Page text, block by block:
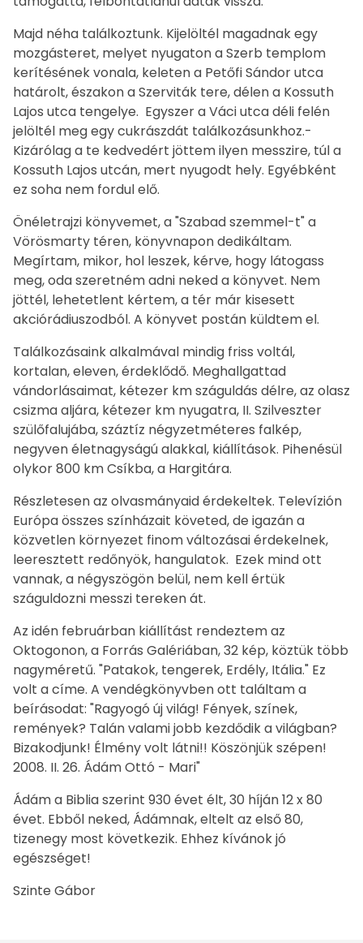
Majd néha találkoztunk. Kijelöltél magadnak egy
mozgásteret, melyet nyugaton a Szerb templom
kerítésének vonala, keleten a Petőfi Sándor utca
határolt, északon a Szerviták tere, délen a Kossuth
Lajos utca tengelye. Egyszer a Váci utca déli felén
jelöltél meg egy cukrászdát találkozásunkhoz.-
Kizárólag a te kedvedért jöttem ilyen messzire, túl a
Kossuth Lajos utcán, mert nyugodt hely. Egyébként
ez soha nem fordul elő.
Önéletrajzi könyvemet, a "Szabad szemmel-t" a
Vörösmarty téren, könyvnapon dedikáltam.
Megírtam, mikor, hol leszek, kérve, hogy látogass
meg, oda szeretném adni neked a könyvet. Nem
jöttél, lehetetlent kértem, a tér már kisesett
akciórádiuszodból. A könyvet postán küldtem el.
Találkozásaink alkalmával mindig friss voltál,
kortalan, eleven, érdeklődő. Meghallgattad
vándorlásaimat, kétezer km száguldás délre, az olasz
csizma aljára, kétezer km nyugatra, II. Szilveszter
szülőfalujába, száztíz négyzetméteres falkép,
negyven életnagyságú alakkal, kiállítások. Pihenésül
olykor 800 km Csíkba, a Hargitára.
Részletesen az olvasmányaid érdekeltek. Televízión
Európa összes színházait követed, de igazán a
közvetlen környezet finom változásai érdekelnek,
leeresztett redőnyök, hangulatok. Ezek mind ott
vannak, a négyszögön belül, nem kell értük
száguldozni messzi tereken át.
Az idén februárban kiállítást rendeztem az
Oktogonon, a Forrás Galériában, 32 kép, köztük több
nagyméretű. "Patakok, tengerek, Erdély, Itália." Ez
volt a címe. A vendégkönyvben ott találtam a
beírásodat: "Ragyogó új világ! Fények, színek,
remények? Talán valami jobb kezdődik a világban?
Bizakodjunk! Élmény volt látni!! Köszönjük szépen!
2008. II. 26. Ádám Ottó - Mari"
Ádám a Biblia szerint 930 évet élt, 30 híján 12 x 80
évet. Ebből neked, Ádámnak, eltelt az első 80,
tizenegy most következik. Ehhez kívánok jó
egészséget!
Szinte Gábor